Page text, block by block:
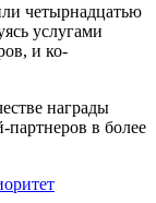
четырнадцатью
услугами
и ко-
награды
в более